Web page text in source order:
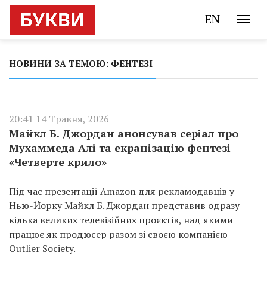
EN
НОВИНИ ЗА ТЕМОЮ: ФЕНТЕЗІ
20:41 14 Травня, 2026
Майкл Б. Джордан анонсував серіал про
Мухаммеда Алі та екранізацію фентезі
«Четверте крило»
Під час презентації Amazon для рекламодавців у
Нью-Йорку Майкл Б. Джордан представив одразу
кілька великих телевізійних проєктів, над якими
працює як продюсер разом зі своєю компанією
Outlier Society.